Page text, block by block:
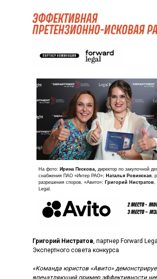
На фото: Ирина Пескова, директор по закупочной
снабжения ПАО «Интер РАО»; Наталья Ровинская,
разрешения споров, «Авито»; Григорий Нистратов,
Legal.
Григорий Нистратов, партнер Forward
Экспертного совета конкурса
«Команда юристов «Авито»
впечатляющий пример эффективности